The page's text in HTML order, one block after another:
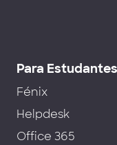
Para
Fénix
Helpdesk
Office 365